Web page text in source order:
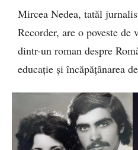
Mircea Nedea, tatăl
Recorder, are o poveste de
dintr-un roman despre
educație și încăpățânarea